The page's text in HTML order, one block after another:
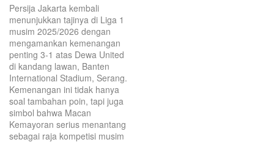
Persija Jakarta kembali
menunjukkan tajinya di Liga 1
musim 2025/2026 dengan
mengamankan kemenangan
penting 3-1 atas Dewa United
di kandang lawan, Banten
International Stadium, Serang.
Kemenangan ini tidak hanya
soal tambahan poin, tapi juga
simbol bahwa Macan
Kemayoran serius menantang
sebagai raja kompetisi musim